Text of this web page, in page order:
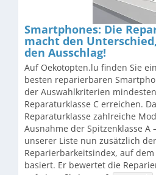
Smartphones: Die
macht den
den Ausschlag!
Auf Oekotopten.lu finden Sie
besten reparierbaren
der Auswahlkriterien
Reparaturklasse C erreichen.
Reparaturklasse zahlreiche
Ausnahme der Spitzenklasse A
unserer Liste nun zusätzlich
Reparierbarkeitsindex, auf
basiert. Er bewertet die